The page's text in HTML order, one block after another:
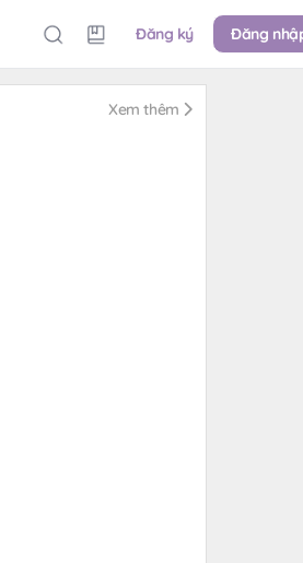
Đăng ký Đăng
Xem thêm